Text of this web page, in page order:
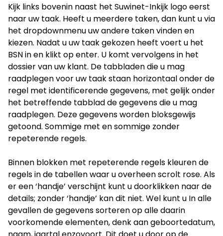
Kijk links bovenin naast het Suwinet-Inkijk logo eerst
naar uw taak. Heeft u meerdere taken, dan kunt u via
het dropdownmenu uw andere taken vinden en
kiezen. Nadat u uw taak gekozen heeft voert u het
BSN in en klikt op enter. U komt vervolgens in het
dossier van uw klant. De tabbladen die u mag
raadplegen voor uw taak staan horizontaal onder de
regel met identificerende gegevens, met gelijk onder
het betreffende tabblad de gegevens die u mag
raadplegen. Deze gegevens worden bloksgewijs
getoond. Sommige met en sommige zonder
repeterende regels.
Binnen blokken met repeterende regels kleuren de
regels in de tabellen waar u overheen scrolt rose. Als
er een ‘handje’ verschijnt kunt u doorklikken naar de
details; zonder ‘handje’ kan dit niet. Wel kunt u In alle
gevallen de gegevens sorteren op alle daarin
voorkomende elementen, denk aan geboortedatum,